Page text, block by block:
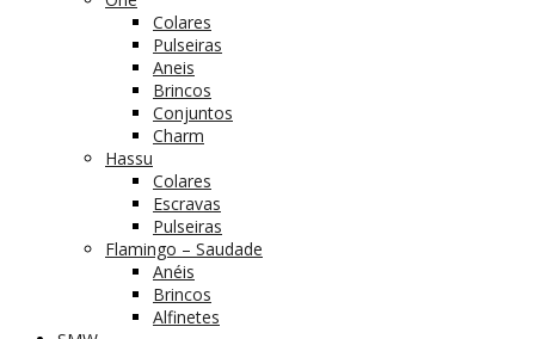
Colares
Pulseiras
Aneis
Brincos
Conjuntos
Charm
Hassu
Colares
Escravas
Pulseiras
Flamingo – Saudade
Anéis
Brincos
Alfinetes